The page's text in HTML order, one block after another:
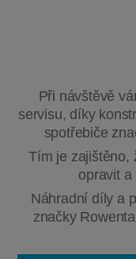
Při návštěvě
servisu, díky
spotřebiče
Tím je zajištěno,
opravit a
Náhradní díly a
značky